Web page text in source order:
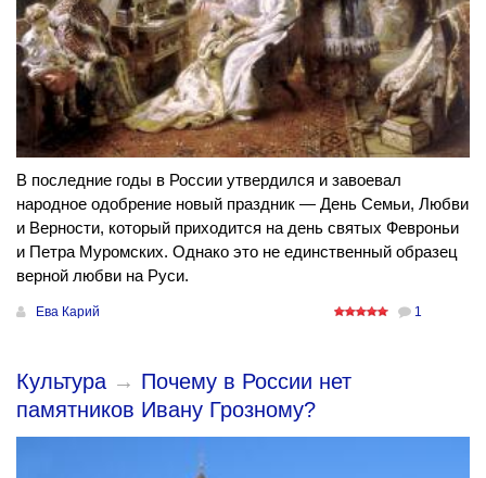
В последние годы в России утвердился и завоевал
народное одобрение новый праздник — День Семьи, Любви
и Верности, который приходится на день святых Февроньи
и Петра Муромских. Однако это не единственный образец
верной любви на Руси.
Ева Карий 1
Культура → Почему в России нет
памятников Ивану Грозному?